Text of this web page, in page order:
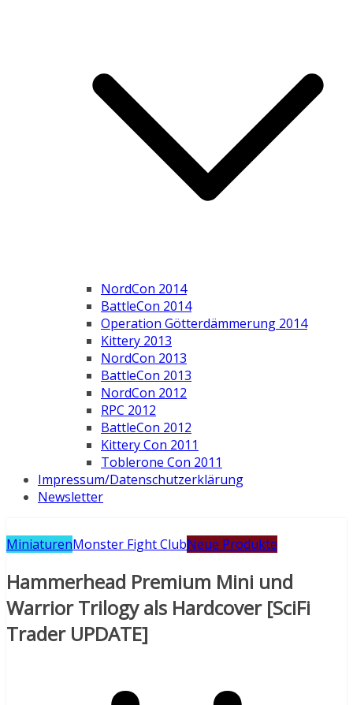
NordCon 2014
BattleCon 2014
Operation Götterdämmerung 2014
Kittery 2013
NordCon 2013
BattleCon 2013
NordCon 2012
RPC 2012
BattleCon 2012
Kittery Con 2011
Toblerone Con 2011
Impressum/Datenschutzerklärung
Newsletter
MiniaturenMonster Fight ClubNeue Produkte
Hammerhead Premium Mini und
Warrior Trilogy als Hardcover [SciFi
Trader UPDATE]